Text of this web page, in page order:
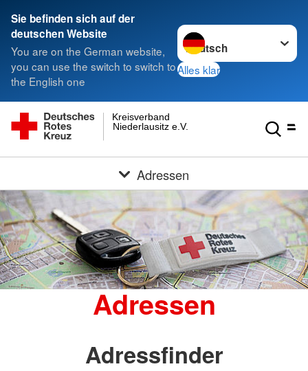
Sie befinden sich auf der
deutschen Website
You are on the German website,
you can use the switch to switch to
the English one
Sprache wechseln zu
Alles klar
Niederlausitz e.V.
Kreisverband
Adressen
Adressen
Adressfinder